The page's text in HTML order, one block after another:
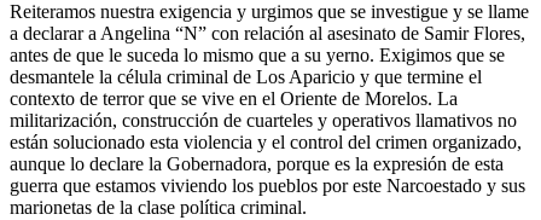
Reiteramos nuestra exigencia y urgimos que se investigue y se llame
a declarar a Angelina “N” con relación al asesinato de Samir Flores,
antes de que le suceda lo mismo que a su yerno. Exigimos que se
desmantele la célula criminal de Los Aparicio y que termine el
contexto de terror que se vive en el Oriente de Morelos. La
militarización, construcción de cuarteles y operativos llamativos no
están solucionado esta violencia y el control del crimen organizado,
aunque lo declare la Gobernadora, porque es la expresión de esta
guerra que estamos viviendo los pueblos por este Narcoestado y sus
marionetas de la clase política criminal.